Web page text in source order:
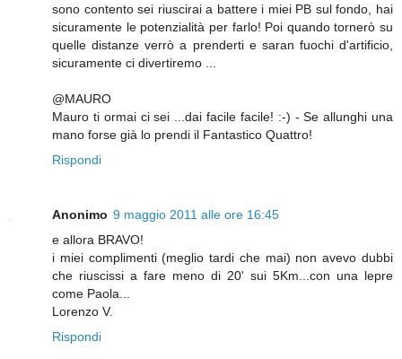
sono contento sei riuscirai a battere i miei PB sul fondo, hai
sicuramente le potenzialità per farlo! Poi quando tornerò su
quelle distanze verrò a prenderti e saran fuochi d'artificio,
sicuramente ci divertiremo ...
@MAURO
Mauro ti ormai ci sei ...dai facile facile! :-) - Se allunghi una
mano forse già lo prendi il Fantastico Quattro!
Rispondi
Anonimo 9 maggio 2011 alle ore 16:45
e allora BRAVO!
i miei complimenti (meglio tardi che mai) non avevo dubbi
che riuscissi a fare meno di 20' sui 5Km...con una lepre
come Paola...
Lorenzo V.
Rispondi